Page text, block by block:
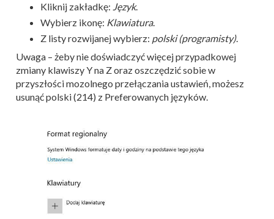
Kliknij zakładkę: Język.
Wybierz ikonę: Klawiatura.
Z listy rozwijanej wybierz: polski (programisty).
Uwaga – żeby nie doświadczyć więcej przypadkowej
zmiany klawiszy Y na Z oraz oszczędzić sobie w
przyszłości mozolnego przełączania ustawień, możesz
usunąć polski (214) z Preferowanych języków.